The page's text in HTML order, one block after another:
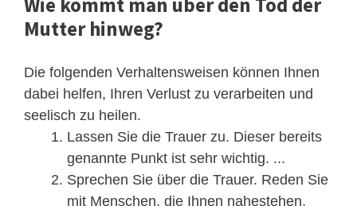
Mutter hinweg?
Die folgenden Verhaltensweisen können Ihnen
dabei helfen, Ihren Verlust zu verarbeiten und
seelisch zu heilen.
Lassen Sie die Trauer zu. Dieser bereits
genannte Punkt ist sehr wichtig. ...
Sprechen Sie über die Trauer. Reden Sie
mit Menschen, die Ihnen nahestehen,